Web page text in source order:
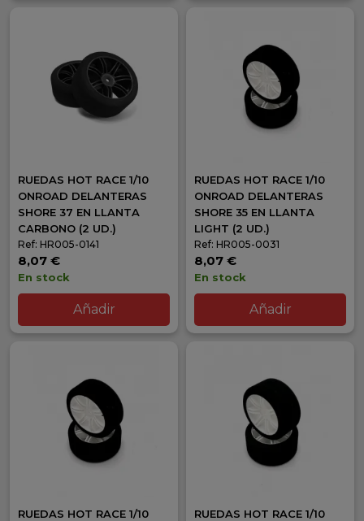
RUEDAS HOT RACE 1/10
ONROAD DELANTERAS
SHORE 37 EN LLANTA
CARBONO (2 UD.)
Ref: HR005-0141
8,07 €
En stock
Añadir
RUEDAS HOT RACE 1/10
ONROAD DELANTERAS
SHORE 35 EN LLANTA
LIGHT (2 UD.)
Ref: HR005-0031
8,07 €
En stock
Añadir
RUEDAS HOT RACE 1/10
RUEDAS HOT RACE 1/10